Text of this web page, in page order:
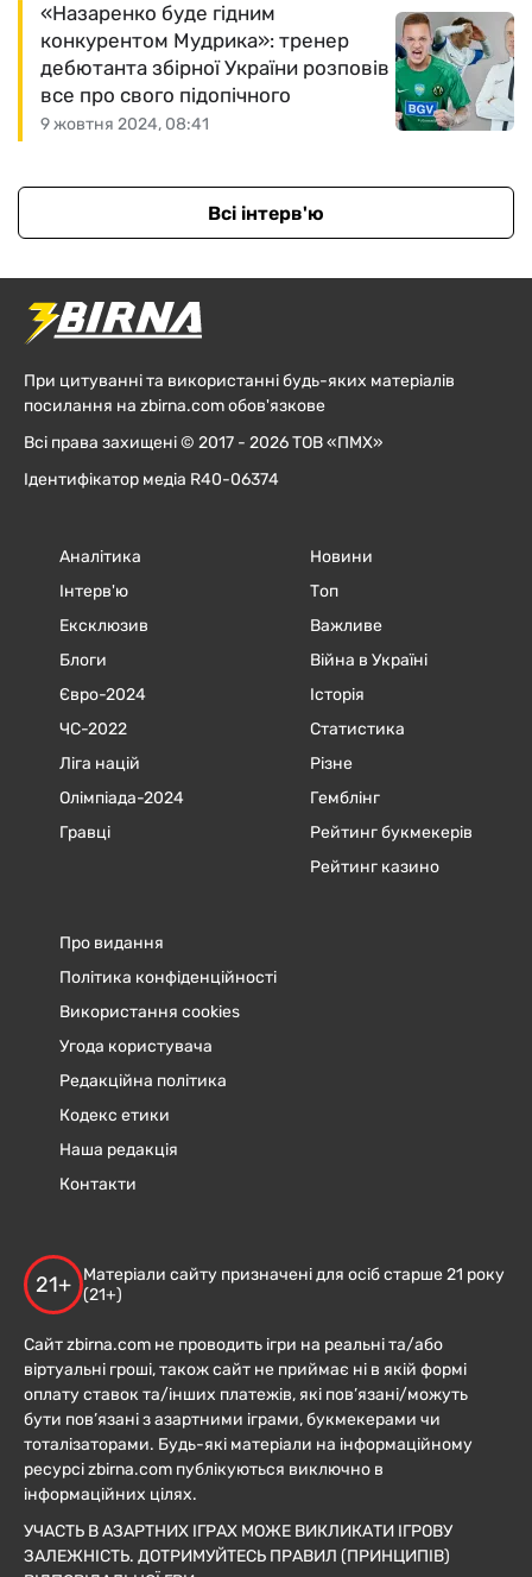
9 жовтня 2024, 08:41
«Назаренко буде гідним
конкурентом Мудрика»: тренер
дебютанта збірної України розповів
все про свого підопічного
Всі інтерв'ю
При цитуванні та використанні будь-яких матеріалів
посилання на zbirna.com обов'язкове
Всі права захищені © 2017 - 2026 ТОВ «ПМХ»
Ідентифікатор медіа R40-06374
Аналітика
Інтерв'ю
Ексклюзив
Блоги
Євро-2024
ЧC-2022
Ліга націй
Олімпіада-2024
Гравці
Новини
Топ
Важливе
Війна в Україні
Історія
Статистика
Різне
Гемблінг
Рейтинг букмекерів
Рейтинг казино
Про видання
Політика конфіденційності
Використання cookies
Угода користувача
Редакційна політика
Кодекс етики
Наша редакція
Контакти
21+
Матеріали сайту призначені для осіб старше 21 року
(21+)
Сайт zbirna.com не проводить ігри на реальні та/або
віртуальні гроші, також сайт не приймає ні в якій формі
оплату ставок та/інших платежів, які пов’язані/можуть
бути пов’язані з азартними іграми, букмекерами чи
тоталізаторами. Будь-які матеріали на інформаційному
ресурсі zbirna.com публікуються виключно в
інформаційних цілях.
УЧАСТЬ В АЗАРТНИХ ІГРАХ МОЖЕ ВИКЛИКАТИ ІГРОВУ
ЗАЛЕЖНІСТЬ. ДОТРИМУЙТЕСЬ ПРАВИЛ (ПРИНЦИПІВ)